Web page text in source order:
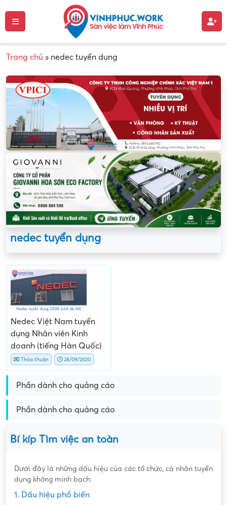
Trang chủ » nedec tuyển dụng
nedec tuyển dụng
Nedec Việt Nam tuyển
dụng Nhân viên Kinh
doanh (tiếng Hàn Quốc)
Thỏa thuận 28/09/2020
Phần dành cho quảng cáo
Phần dành cho quảng cáo
Bí kíp Tìm việc an toàn
Dưới đây là những dấu hiệu của các tổ chức, cá nhân tuyển
dụng không minh bạch:
1. Dấu hiệu phổ biến